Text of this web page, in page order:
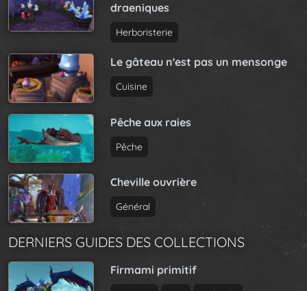
draeniques
Herboristerie
Le gâteau n'est pas un mensonge
Cuisine
Pêche aux raies
Pêche
Cheville ouvrière
Général
DERNIERS GUIDES DES COLLECTIONS
Firmami primitif